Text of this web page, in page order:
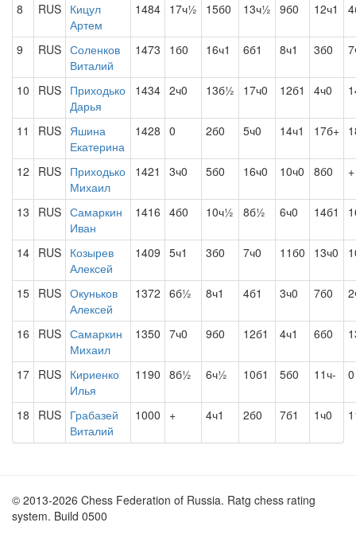
8 RUS Кицул
Артем
1484 17ч½ 15б0 13ч½ 9б0 12ч1
9 RUS Соленков
Виталий
1473 1б0 16ч1 6б1 8ч1 3б0
10 RUS Приходько
Дарья
1434 2ч0 13б½ 17ч0 12б1 4ч0
11 RUS Яшина
Екатерина
1428 0 2б0 5ч0 14ч1 17б+
12 RUS Приходько
Михаил
1421 3ч0 5б0 16ч0 10ч0 8б0 +
13 RUS Самаркин
Иван
1416 4б0 10ч½ 8б½ 6ч0 14б1
14 RUS Козырев
Алексей
1409 5ч1 3б0 7ч0 11б0 13ч0
15 RUS Окуньков
Алексей
1372 6б½ 8ч1 4б1 3ч0 7б0
16 RUS Самаркин
Михаил
1350 7ч0 9б0 12б1 4ч1 6б0
17 RUS Кириенко
Илья
1190 8б½ 6ч½ 10б1 5б0 11ч- 0
18 RUS Грабазей
Виталий
1000 + 4ч1 2б0 7б1 1ч0
© 2013-2026 Chess Federation of Russia. Ratg chess rating
system. Build 0500